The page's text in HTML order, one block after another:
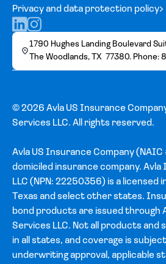
Privacy and data protection policy
1790 Hughes Landing Boulevard
The Woodlands, TX 77380. Phone:
© 2026 Avla US Insurance
Services LLC. All rights reserved.
Avla US Insurance Company
domiciled insurance company.
LLC (NPN: 22250356) is a licensed
Texas and select other states.
bond products are issued through
Services LLC. Not all products and
in all states, and coverage is
underwriting approval, applicable